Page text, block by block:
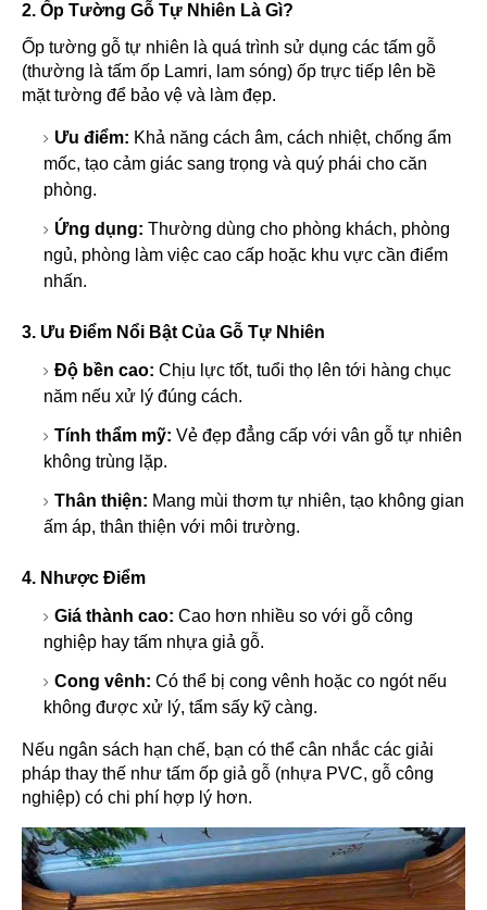
2. Ốp Tường Gỗ Tự Nhiên Là Gì?
Ốp tường gỗ tự nhiên là quá trình sử dụng các tấm gỗ
(thường là tấm ốp Lamri, lam sóng) ốp trực tiếp lên bề
mặt tường để bảo vệ và làm đẹp.
Ưu điểm: Khả năng cách âm, cách nhiệt, chống ẩm
mốc, tạo cảm giác sang trọng và quý phái cho căn
phòng.
Ứng dụng: Thường dùng cho phòng khách, phòng
ngủ, phòng làm việc cao cấp hoặc khu vực cần điểm
nhấn.
3. Ưu Điểm Nổi Bật Của Gỗ Tự Nhiên
Độ bền cao: Chịu lực tốt, tuổi thọ lên tới hàng chục
năm nếu xử lý đúng cách.
Tính thẩm mỹ: Vẻ đẹp đẳng cấp với vân gỗ tự nhiên
không trùng lặp.
Thân thiện: Mang mùi thơm tự nhiên, tạo không gian
ấm áp, thân thiện với môi trường.
4. Nhược Điểm
Giá thành cao: Cao hơn nhiều so với gỗ công
nghiệp hay tấm nhựa giả gỗ.
Cong vênh: Có thể bị cong vênh hoặc co ngót nếu
không được xử lý, tẩm sấy kỹ càng.
Nếu ngân sách hạn chế, bạn có thể cân nhắc các giải
pháp thay thế như tấm ốp giả gỗ (nhựa PVC, gỗ công
nghiệp) có chi phí hợp lý hơn.